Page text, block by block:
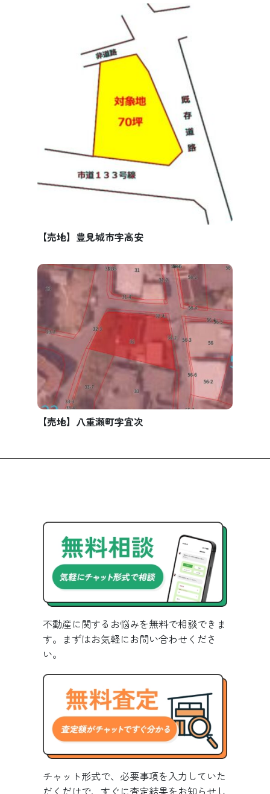
【売地】豊見城市字高安
【売地】八重瀬町字宜次
不動産に関するお悩みを無料で相談できま
す。まずはお気軽にお問い合わせくださ
い。
チャット形式で、必要事項を入力していた
だくだけで、すぐに査定結果をお知らせし